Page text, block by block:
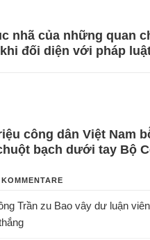
nhã của những quan
đối diện với pháp
công dân Việt Nam
bạch dưới tay Bộ
Trầnzu Bao vây dư luận